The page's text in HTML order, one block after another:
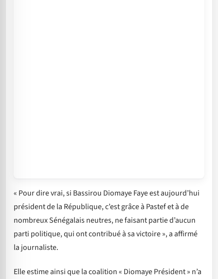
« Pour dire vrai, si Bassirou Diomaye Faye est aujourd’hui
président de la République, c’est grâce à Pastef et à de
nombreux Sénégalais neutres, ne faisant partie d’aucun
parti politique, qui ont contribué à sa victoire », a affirmé
la journaliste.
Elle estime ainsi que la coalition « Diomaye Président » n’a